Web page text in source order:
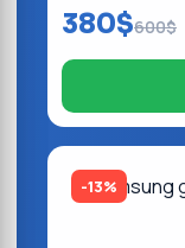
380$600$
-13%